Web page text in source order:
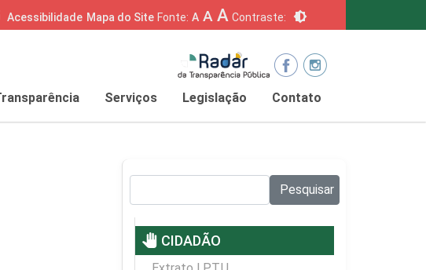
Acessibilidade Mapa do Site Fonte: A A A Contraste: brightness_6
Serviços Legislação Contato
Pesquisar
pan_tool CIDADÃO